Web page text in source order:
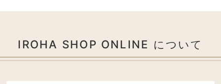
IROHA SHOP ONLINE について